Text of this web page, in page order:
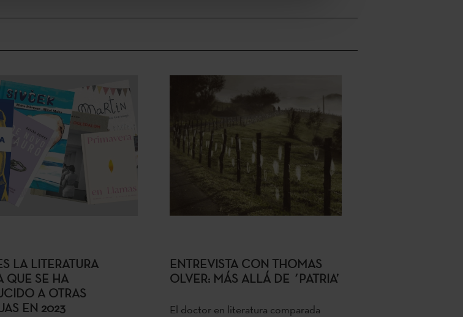
LA LITERATURA
QUE SE HA
A OTRAS
EN 2023
ENTREVISTA CON THOMAS
OLVER: MÁS ALLÁ DE ´PATRIA’
El doctor en literatura comparada